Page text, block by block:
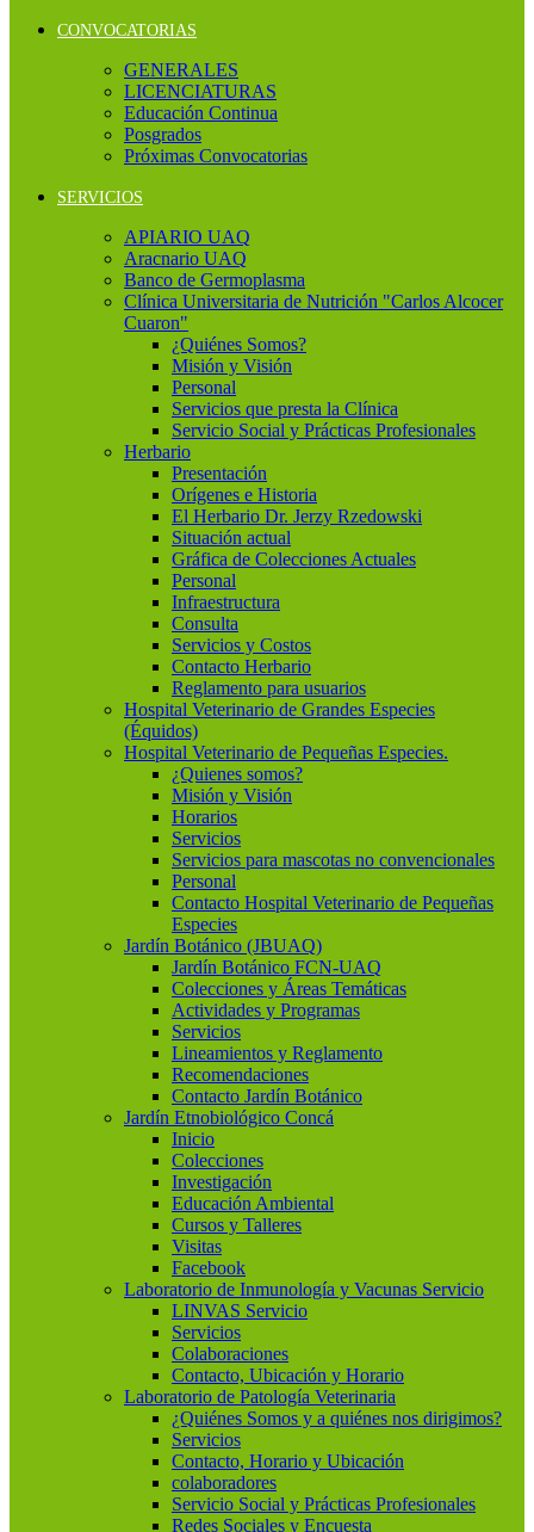
CONVOCATORIAS
GENERALES
LICENCIATURAS
Educación Continua
Posgrados
Próximas Convocatorias
SERVICIOS
APIARIO UAQ
Aracnario UAQ
Banco de Germoplasma
Clínica Universitaria de Nutrición "Carlos Alcocer
Cuaron"
¿Quiénes Somos?
Misión y Visión
Personal
Servicios que presta la Clínica
Servicio Social y Prácticas Profesionales
Herbario
Presentación
Orígenes e Historia
El Herbario Dr. Jerzy Rzedowski
Situación actual
Gráfica de Colecciones Actuales
Personal
Infraestructura
Consulta
Servicios y Costos
Contacto Herbario
Reglamento para usuarios
Hospital Veterinario de Grandes Especies
(Équidos)
Hospital Veterinario de Pequeñas Especies.
¿Quienes somos?
Misión y Visión
Horarios
Servicios
Servicios para mascotas no convencionales
Personal
Contacto Hospital Veterinario de Pequeñas
Especies
Jardín Botánico (JBUAQ)
Jardín Botánico FCN-UAQ
Colecciones y Áreas Temáticas
Actividades y Programas
Servicios
Lineamientos y Reglamento
Recomendaciones
Contacto Jardín Botánico
Jardín Etnobiológico Concá
Inicio
Colecciones
Investigación
Educación Ambiental
Cursos y Talleres
Visitas
Facebook
Laboratorio de Inmunología y Vacunas Servicio
LINVAS Servicio
Servicios
Colaboraciones
Contacto, Ubicación y Horario
Laboratorio de Patología Veterinaria
¿Quiénes Somos y a quiénes nos dirigimos?
Servicios
Contacto, Horario y Ubicación
colaboradores
Servicio Social y Prácticas Profesionales
Redes Sociales y Encuesta